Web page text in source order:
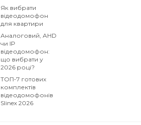
Як вибрати
відеодомофон
для квартири
Аналоговий, AHD
чи IP
відеодомофон:
що вибрати у
2026 році?
ТОП-7 готових
комплектів
відеодомофонів
Slinex 2026